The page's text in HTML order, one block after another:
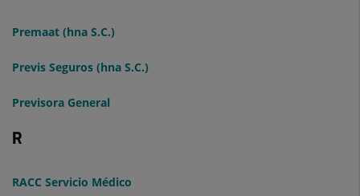
Premaat (hna S.C.)
Previs Seguros (hna S.C.)
Previsora General
R
RACC Servicio Médico